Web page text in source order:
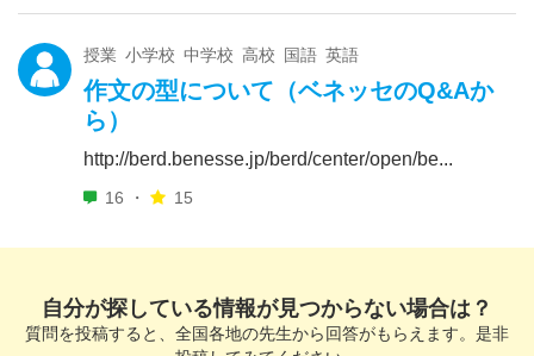
授業 小学校 中学校 高校 国語 英語
作文の型について（ベネッセのQ&Aか
ら）
http://berd.benesse.jp/berd/center/open/be...
16 ・ 15
自分が探している情報が見つからない場合は？
質問を投稿すると、全国各地の先生から回答がもらえます。是非